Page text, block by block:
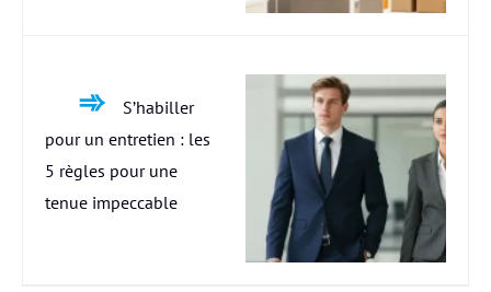
S’habiller
pour un entretien : les
5 règles pour une
tenue impeccable